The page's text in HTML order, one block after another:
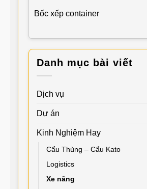
Bốc xếp container
Danh mục bài viết
Dịch vụ
Dự án
Kinh Nghiệm Hay
Cẩu Thùng – Cẩu Kato
Logistics
Xe nâng